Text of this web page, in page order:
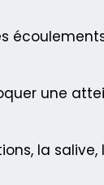
une
la